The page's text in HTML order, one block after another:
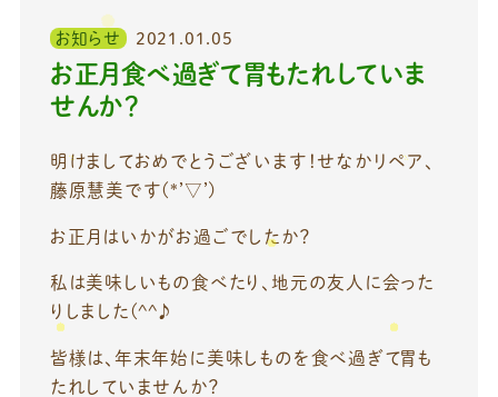
お知らせ 2021.01.05
お正月食べ過ぎて胃もたれしていま
せんか？
明けましておめでとうございます！せなかリペア、
藤原慧美です(*’▽’)
お正月はいかがお過ごでしたか？
私は美味しいもの食べたり、地元の友人に会った
りしました(^^♪
皆様は、年末年始に美味しものを食べ過ぎて胃も
たれしていませんか？